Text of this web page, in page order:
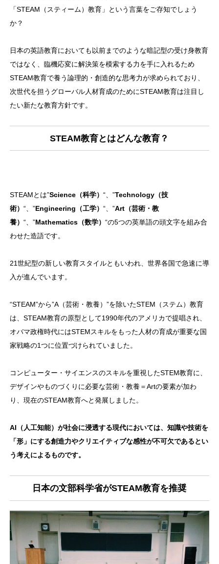
「STEAM（スティーム）教育」という言葉をご存知でしょう
か？
日本の英語教育においても以前までのような暗記型の受け身教育
ではなく、臨機応変に解決策を模索する力を手に入れるため
STEAM教育で養う論理的・創造的な思考力が求められており、
次世代を担うグローバル人材育成のためにSTEAM教育は注目し
たい新たな教育方針です。
STEAM教育とはどんな教育？
STEAMとは”Science（科学） “、”Technology（技
術） “、”Engineering（工学） “、”Art（芸術・教
養） “、”Mathematics（数学） “の5つの英単語の頭文字を組み合
わせた造語です。
21世紀型の新しい教育スタイルともいわれ、世界各国で急速に導
入が進んでいます。
“STEAM”から”A（芸術・教養）”を除いたSTEM（ステム）教育
は、STEAM教育の原型として1990年代のアメリカで提唱され、
オバマ政権時代にはSTEMスキルをもった人材の育成が重要な国
家戦略の1つに位置づけられていました。
コンピューター・サイエンスのスキルを重視したSTEM教育に、
デザインやものづくりに必要な芸術・教養＝Artの要素が加わ
り、現在のSTEAM教育へと発展しました。
AI（人工知能）が社会に浸透する現代においては、知識や技術を
「形」にする創造力やクリエイティブな感性が不可欠であるとい
う考えによるものです。
日本の文部科学省がSTEAM教育を推奨